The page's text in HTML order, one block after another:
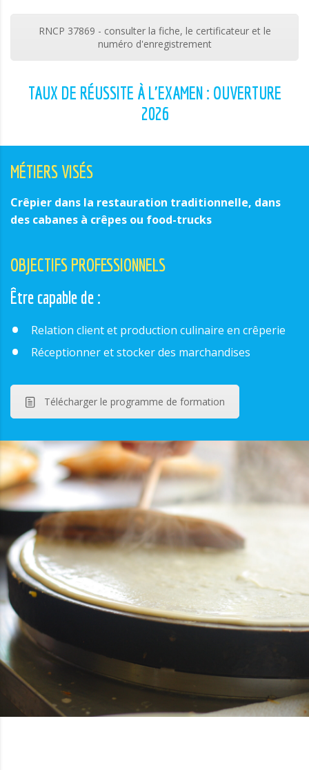
RNCP 37869 - consulter la fiche, le certificateur et le
numéro d'enregistrement
TAUX DE RÉUSSITE À L'EXAMEN : OUVERTURE
2026
MÉTIERS VISÉS
Crêpier dans la restauration traditionnelle, dans
des cabanes à crêpes ou food-trucks
OBJECTIFS PROFESSIONNELS
Être capable de :
Relation client et production culinaire en crêperie
Réceptionner et stocker des marchandises
Télécharger le programme de formation